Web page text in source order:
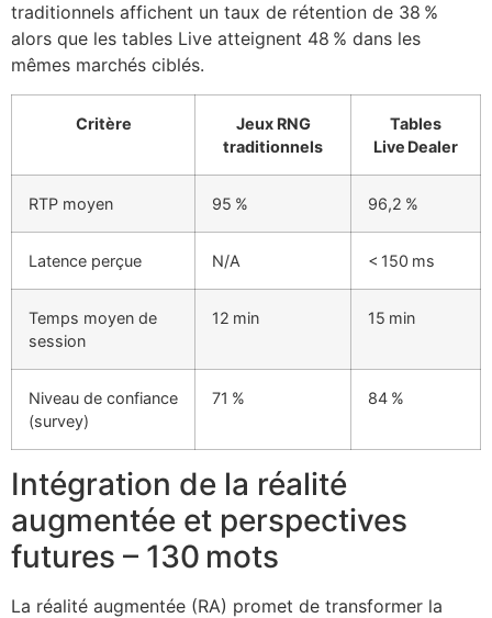
traditionnels affichent un taux de rétention de 38 %
alors que les tables Live atteignent 48 % dans les
mêmes marchés ciblés.
Critère
Jeux RNG
traditionnels
Tables
Live Dealer
RTP moyen 95 % 96,2 %
Latence perçue N/A < 150 ms
Temps moyen de
session
12 min 15 min
Niveau de confiance
(survey)
71 % 84 %
Intégration de la réalité
augmentée et perspectives
futures – 130 mots
La réalité augmentée (RA) promet de transformer la